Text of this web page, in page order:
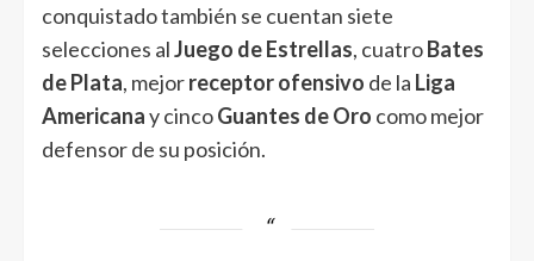
conquistado también se cuentan siete
selecciones alJuego de Estrellas, cuatroBates
de Plata, mejorreceptor ofensivo de la Liga
Americanay cincoGuantes de Oro como mejor
defensor de su posición.